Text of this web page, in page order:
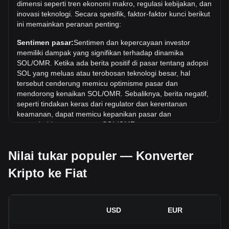
adalah ر.ع.112.88. Masih harus dilihat apakah nilai 1
SOL/OMR akan melampaui nilai tertinggi saat ini.
Selama 7 hari terakhir, nilai tukar Solana (SOL) telah naik
sebesar 4.57%. Selama bulan terakhir, nilai tukar Solana
(SOL) telah turun sebesar 3.71% terhadap Rial Oman
(OMR).
dimensi seperti tren ekonomi makro, regulasi kebijakan, dan
inovasi teknologi. Secara spesifik, faktor-faktor kunci berikut
ini memainkan peranan penting:
Sentimen pasar:Sentimen dan kepercayaan investor
memiliki dampak yang signifikan terhadap dinamika
SOL/OMR. Ketika ada berita positif di pasar tentang adopsi
SOL yang meluas atau terobosan teknologi besar, hal
tersebut cenderung memicu optimisme pasar dan
mendorong kenaikan SOL/OMR. Sebaliknya, berita negatif,
seperti tindakan keras dari regulator dan kerentanan
keamanan, dapat memicu kepanikan pasar dan
menyebabkan penurunan SOL/OMR.
seputar mata uang kripto memiliki dampak langsung pada
penerimaannya, yang pada gilirannya menentukan nilainya
relatif terhadap mata uang tradisional seperti dolar AS.
tidak jelas atau terlalu ketat dapat menghambat
Nilai tukar populer — Konverter
Kripto ke Fiat
USD EUR